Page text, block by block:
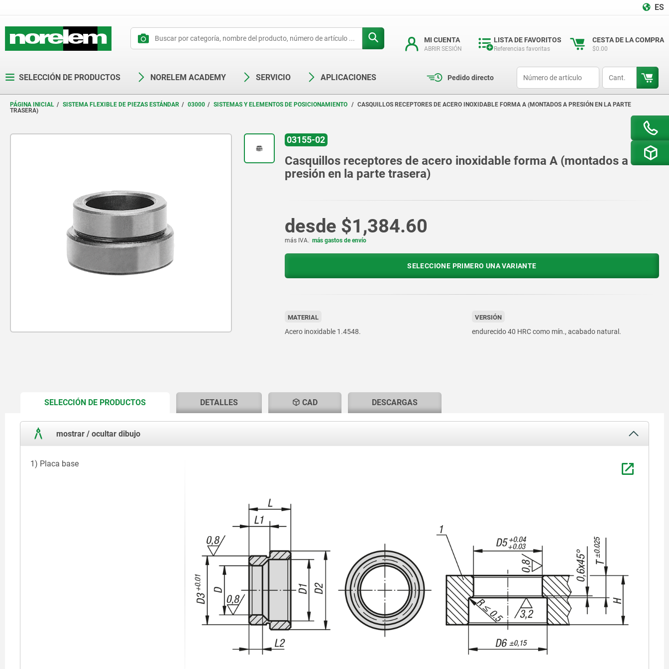
ES
MI CUENTA
ABRIR SESIÓN
LISTA DE FAVORITOS
Referencias favoritas
CESTA DE LA COMPRA
$0.00
SELECCIÓN DE PRODUCTOS NORELEM ACADEMY SERVICIO APLICACIONES Pedido directo
PÁGINA INICIAL SISTEMA FLEXIBLE DE PIEZAS ESTÁNDAR 03000 SISTEMAS Y ELEMENTOS DE POSICIONAMIENTO
CASQUILLOS RECEPTORES DE ACERO INOXIDABLE FORMA A (MONTADOS A PRESIÓN EN LA PARTE
TRASERA)
03155-02
Casquillos receptores de acero inoxidable forma A (montados a
presión en la parte trasera)
desde $1,384.60
más IVA. más gastos de envío
SELECCIONE PRIMERO UNA VARIANTE
MATERIAL
Acero inoxidable 1.4548.
VERSIÓN
endurecido 40 HRC como mín., acabado natural.
SELECCIÓN DE PRODUCTOSCURRENT
DETALLES CAD DESCARGAS
mostrar / ocultar dibujo
1) Placa base